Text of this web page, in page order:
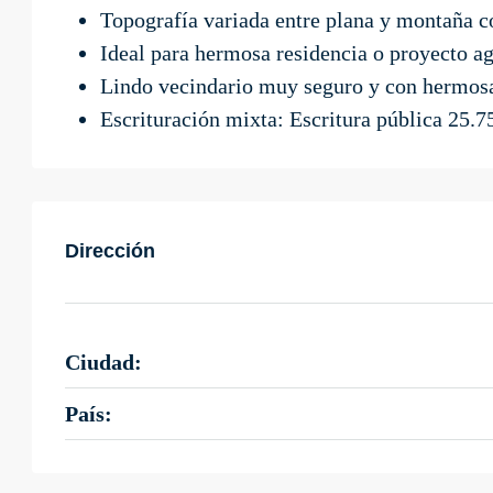
Topografía variada entre plana y montaña
Ideal para hermosa residencia o proyecto
Lindo vecindario muy seguro y con
Escrituración mixta: Escritura pública
Dirección
Ciudad:
País: